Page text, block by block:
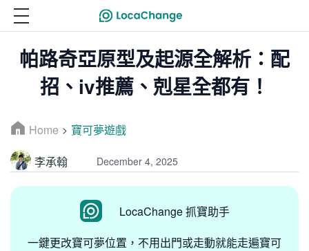
帕路奇亞原型及起源全解析：配
招、iv推薦、剋星全都有！
Home > 寶可夢遊戲
李承翰 December 4, 2025
LocaChange 抓寶助手
一鍵更改寶可夢位置，不用出門或走動就能走遍寶可